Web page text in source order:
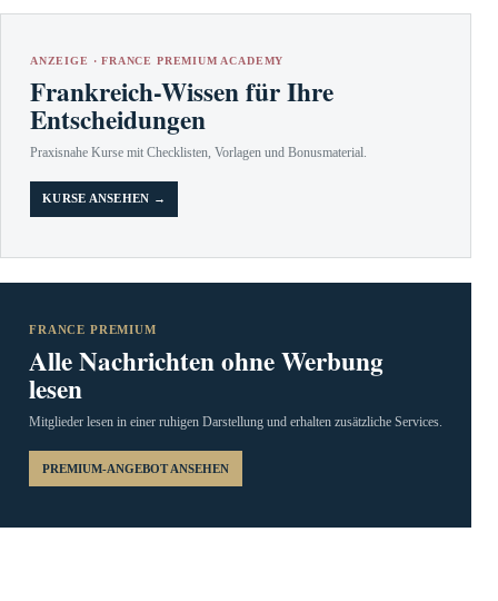
ANZEIGE · FRANCE PREMIUM ACADEMY
Frankreich-Wissen für Ihre
Entscheidungen
Praxisnahe Kurse mit Checklisten, Vorlagen und Bonusmaterial.
KURSE ANSEHEN →
FRANCE PREMIUM
Alle Nachrichten ohne Werbung
lesen
Mitglieder lesen in einer ruhigen Darstellung und erhalten zusätzliche Services.
PREMIUM-ANGEBOT ANSEHEN